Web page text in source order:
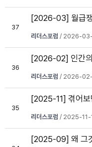
37
[2026-03] 월급
리더스포럼 / 2026-03-
36
[2026-02] 인간
리더스포럼 / 2026-02-
35
[2025-11] 겪어보
리더스포럼 / 2025-11-
[2025-09] 왜 그